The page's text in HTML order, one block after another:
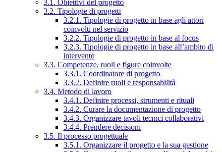
3.1. Obiettivi del progetto
3.2. Tipologie di progetti
3.2.1. Tipologie di progetto in base agli attori
coinvolti nel servizio
3.2.2. Tipologie di progetto in base al focus
3.2.3. Tipologie di progetto in base all’ambito di
intervento
3.3. Competenze, ruoli e figure coinvolte
3.3.1. Coordinatore di progetto
3.3.2. Definire ruoli e responsabilità
3.4. Metodo di lavoro
3.4.1. Definire processi, strumenti e rituali
3.4.2. Curare la documentazione di progetto
3.4.3. Organizzare tavoli tecnici collaborativi
3.4.4. Prendere decisioni
3.5. Il processo progettuale
3.5.1. Organizzare il progetto e la sua gestione